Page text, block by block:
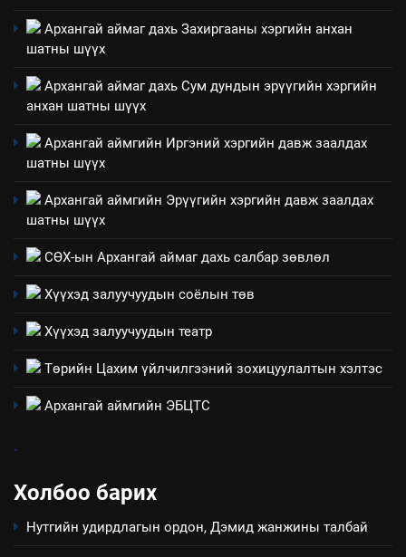
байгаа хууль тогтоомж
8
явуулж байгаа үйл ажиллагаа,
ашиглаж байгаа техник,
үзүүлэх буюу үзүүлж байгаа
нөлөөллийн талаарх
1
Нээлттэй засгийн түншлэл
НЭЭЛТТЭЙ ЗАСГИЙН ТҮНШЛЭЛ
“БИД ИРГЭДЭЭ СОНСОЖ,
БАЙГУУЛНА
ТАЗ-ЫН САЛБАР ЗӨВЛӨЛ
Архангай аймаг дахь Захиргааны хэргийн анхан
шатны шүүх
Архангай аймаг дахь Сум дундын эрүүгийн хэргийн
анхан шатны шүүх
Архангай аймгийн Иргэний хэргийн давж заалдах
шатны шүүх
Архангай аймгийн Эрүүгийн хэргийн давж заалдах
шатны шүүх
СӨХ-ын Архангай аймаг дахь салбар зөвлөл
Хүүхэд залуучуудын соёлын төв
Хүүхэд залуучуудын театр
Төрийн Цахим үйлчилгээний зохицуулалтын хэлтэс
Архангай аймгийн ЭБЦТС
.
Холбоо барих
Нутгийн удирдлагын ордон, Дэмид жанжины талбай